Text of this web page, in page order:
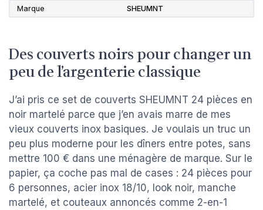
Marque SHEUMNT
Des couverts noirs pour changer un
peu de l’argenterie classique
J’ai pris ce set de couverts SHEUMNT 24 pièces en
noir martelé parce que j’en avais marre de mes
vieux couverts inox basiques. Je voulais un truc un
peu plus moderne pour les dîners entre potes, sans
mettre 100 € dans une ménagère de marque. Sur le
papier, ça coche pas mal de cases : 24 pièces pour
6 personnes, acier inox 18/10, look noir, manche
martelé, et couteaux annoncés comme 2-en-1